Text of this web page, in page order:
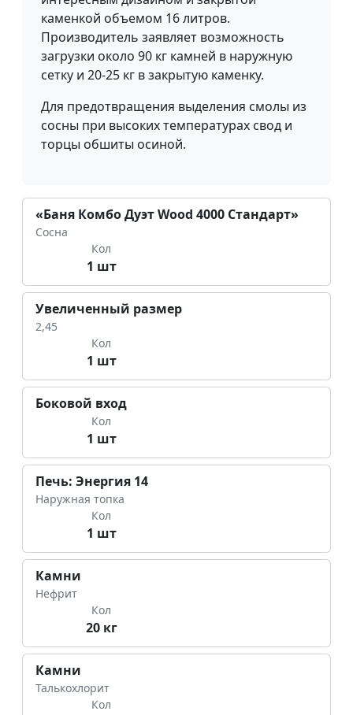
каменкой объемом 16 литров.
Производитель заявляет возможность
загрузки около 90 кг камней в наружную
сетку и 20-25 кг в закрытую каменку.
Для предотвращения выделения смолы из
сосны при высоких температурах свод и
торцы обшиты осиной.
«Баня Комбо Дуэт Wood 4000 Стандарт»
Сосна
Кол
1 шт
Увеличенный размер
2,45
Кол
1 шт
Боковой вход
Кол
1 шт
Печь: Энергия 14
Наружная топка
Кол
1 шт
Камни
Нефрит
Кол
20 кг
Камни
Талькохлорит
Кол